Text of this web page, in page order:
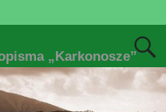
„Karkonosze”